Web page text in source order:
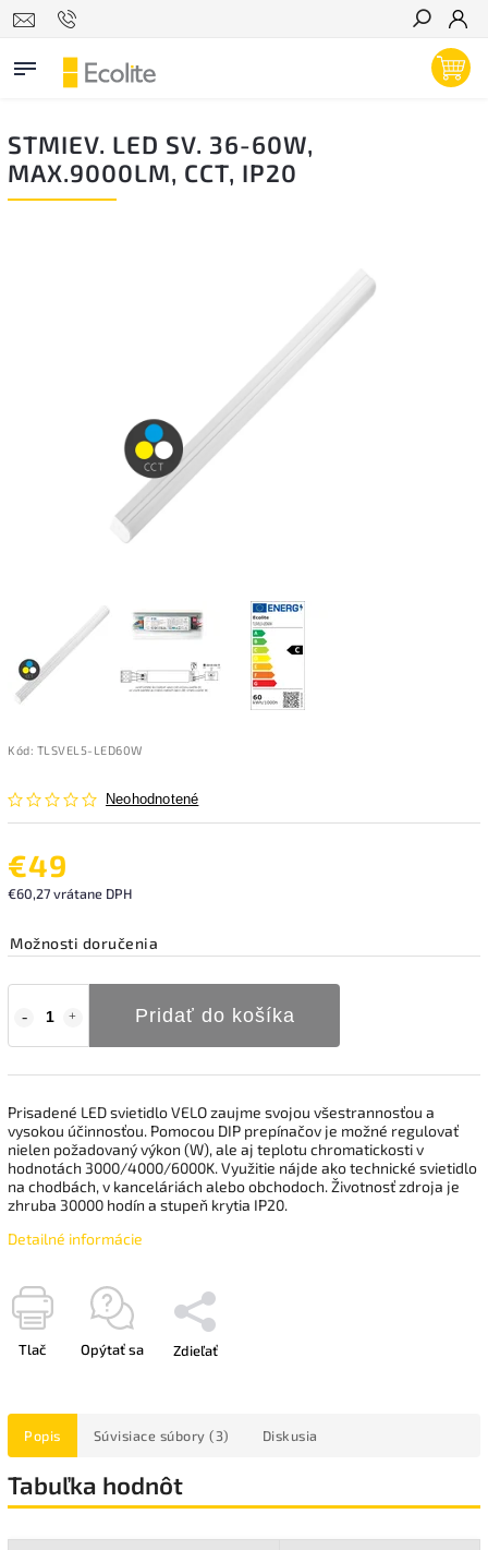
Hľadať
STMIEV. LED SV. 36-60W,
MAX.9000LM, CCT, IP20
Kód: TLSVEL5-LED60W
Neohodnotené
€49
€60,27 vrátane DPH
Možnosti doručenia
Pridať do košíka
Prisadené LED svietidlo VELO zaujme svojou všestrannosťou a
vysokou účinnosťou. Pomocou DIP prepínačov je možné regulovať
nielen požadovaný výkon (W), ale aj teplotu chromatickosti v
hodnotách 3000/4000/6000K. Využitie nájde ako technické svietidlo
na chodbách, v kanceláriách alebo obchodoch. Životnosť zdroja je
zhruba 30000 hodín a stupeň krytia IP20.
Detailné informácie
Tlač Opýtať sa Zdieľať
Popis Súvisiace súbory (3) Diskusia
Tabuľka hodnôt